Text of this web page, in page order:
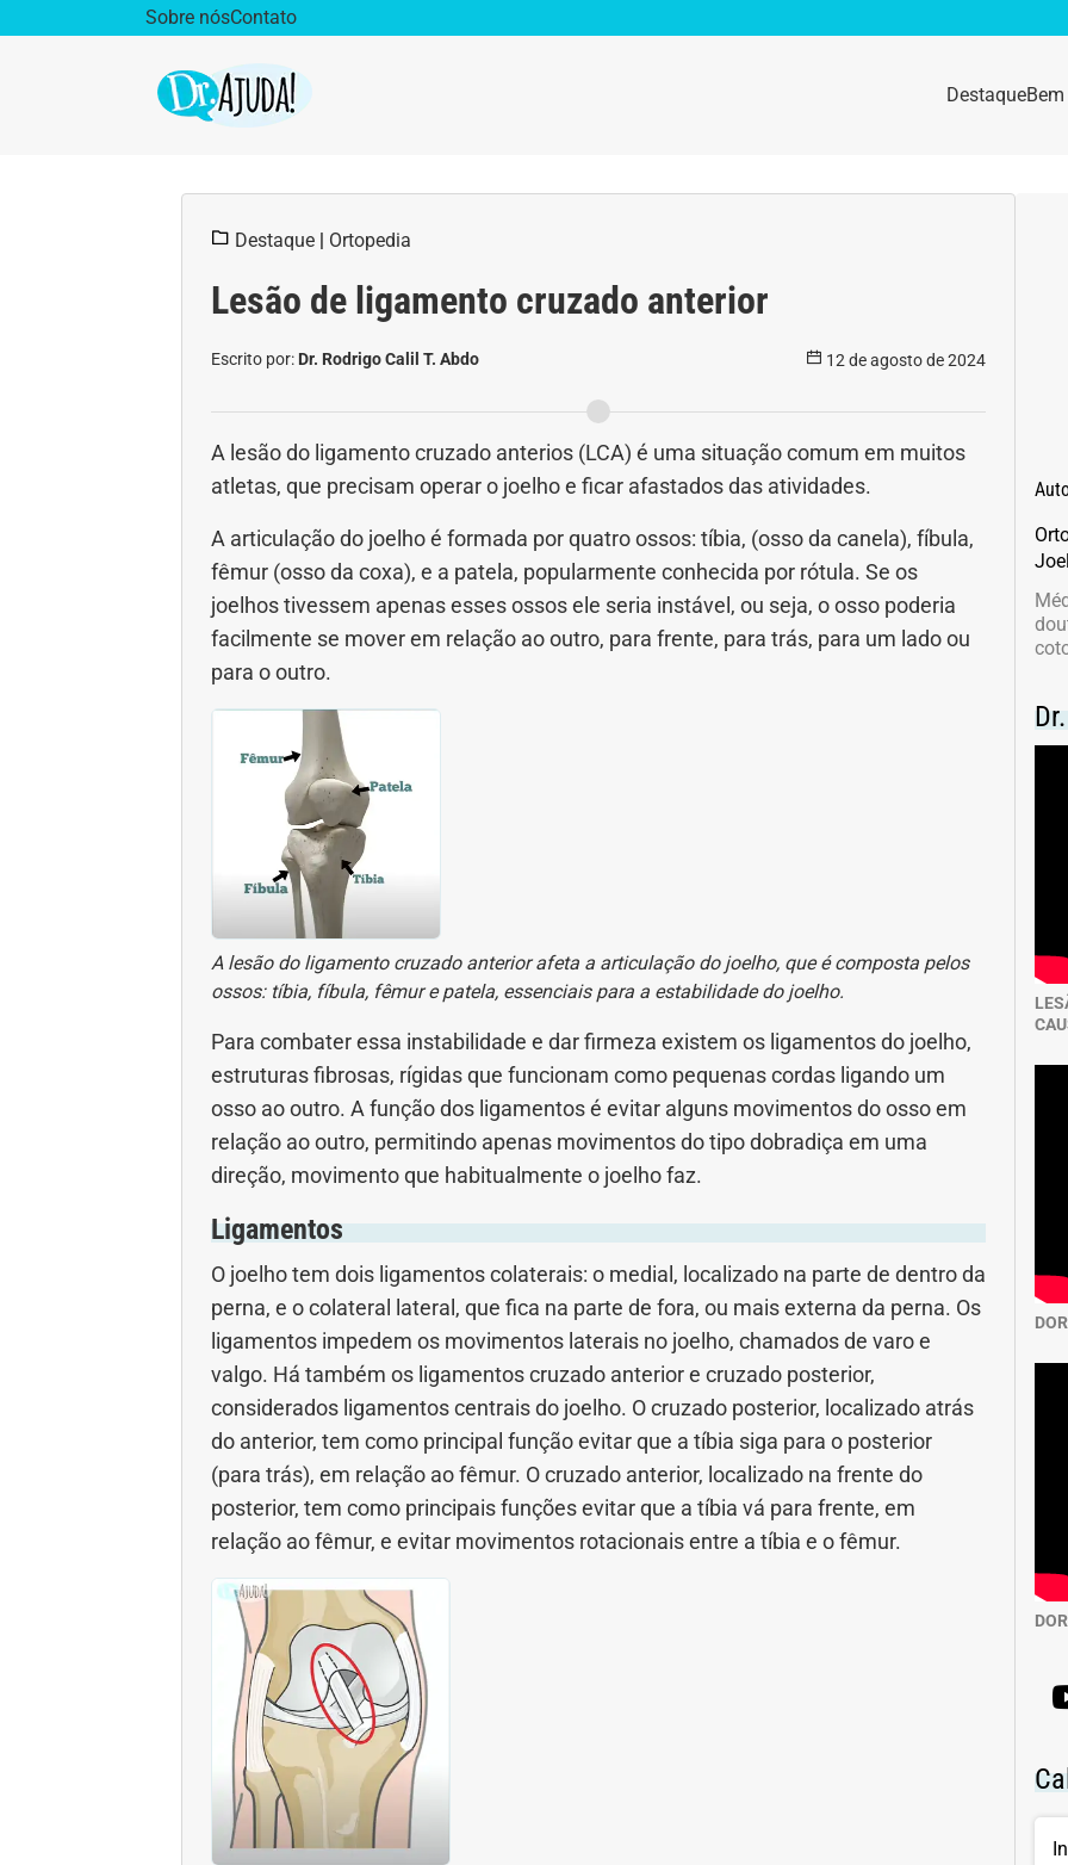
Sobre nósContato
Destaque
Vida Saudável
Aparelho Digestivo Atividade física
Cirurgia Plástica Dengue
Dieta e nutrição
Doenças Respiratórias Drogas Emagrecimento
Imunidade Medicia Alternativa
Ortopedia Picada de Cobra Problemas Cardíacos
Problemas Hormonais
Saúde dos olhos
Síndrome de Down
Vacinas
Destaque | Ortopedia
Lesão de ligamento cruzado anterior
Escrito por: Dr. Rodrigo Calil T. Abdo 12 de agosto de 2024
A lesão do ligamento cruzado anterios (LCA) é uma situação comum em muitos
atletas, que precisam operar o joelho e ficar afastados das atividades.
A articulação do joelho é formada por quatro ossos: tíbia, (osso da canela), fíbula,
fêmur (osso da coxa), e a patela, popularmente conhecida por rótula. Se os
joelhos tivessem apenas esses ossos ele seria instável, ou seja, o osso poderia
facilmente se mover em relação ao outro, para frente, para trás, para um lado ou
para o outro.
A lesão do ligamento cruzado anterior afeta a articulação do joelho, que é composta pelos
ossos: tíbia, fíbula, fêmur e patela, essenciais para a estabilidade do joelho.
Para combater essa instabilidade e dar firmeza existem os ligamentos do joelho,
estruturas fibrosas, rígidas que funcionam como pequenas cordas ligando um
osso ao outro. A função dos ligamentos é evitar alguns movimentos do osso em
relação ao outro, permitindo apenas movimentos do tipo dobradiça em uma
direção, movimento que habitualmente o joelho faz.
Ligamentos
O joelho tem dois ligamentos colaterais: o medial, localizado na parte de dentro da
perna, e o colateral lateral, que fica na parte de fora, ou mais externa da perna. Os
ligamentos impedem os movimentos laterais no joelho, chamados de varo e
valgo. Há também os ligamentos cruzado anterior e cruzado posterior,
considerados ligamentos centrais do joelho. O cruzado posterior, localizado atrás
do anterior, tem como principal função evitar que a tíbia siga para o posterior
(para trás), em relação ao fêmur. O cruzado anterior, localizado na frente do
posterior, tem como principais funções evitar que a tíbia vá para frente, em
relação ao fêmur, e evitar movimentos rotacionais entre a tíbia e o fêmur.